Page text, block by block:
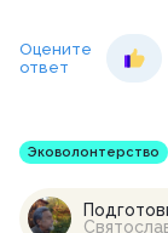
Оцените
ответ
Эковолонтерство